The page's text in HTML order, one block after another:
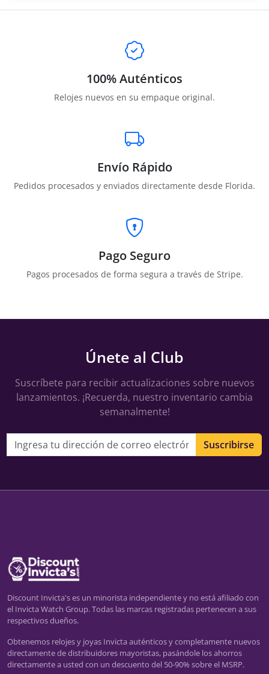
100% Auténticos
Relojes nuevos en su empaque original.
Envío Rápido
Pedidos procesados y enviados directamente desde Florida.
Pago Seguro
Pagos procesados de forma segura a través de Stripe.
Únete al Club
Suscríbete para recibir actualizaciones sobre nuevos
lanzamientos. ¡Recuerda, nuestro inventario cambia
semanalmente!
Dirección de correo electrónico Suscribirse
Discount Invicta's es un minorista independiente y no está afiliado con
el Invicta Watch Group. Todas las marcas registradas pertenecen a sus
respectivos dueños.
Obtenemos relojes y joyas Invicta auténticos y completamente nuevos
directamente de distribuidores mayoristas, pasándole los ahorros
directamente a usted con un descuento del 50-90% sobre el MSRP.